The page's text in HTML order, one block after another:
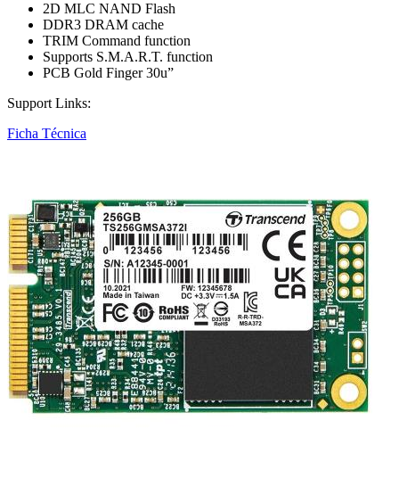
2D MLC NAND Flash
DDR3 DRAM cache
TRIM Command function
Supports S.M.A.R.T. function
PCB Gold Finger 30u”
Support Links:
Ficha Técnica